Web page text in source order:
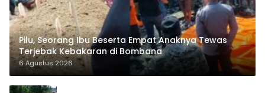
Pilu, Seorang Ibu Beserta Empat Anaknya Tewas
Terjebak Kebakaran di Bombana
6 Agustus 2026